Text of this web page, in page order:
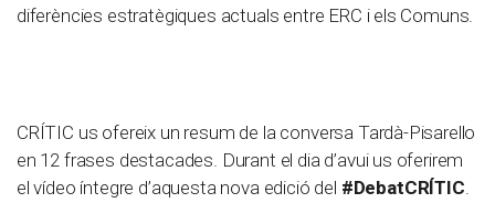
diferències estratègiques actuals entre ERC i els Comuns.
CRÍTIC us ofereix un resum de la conversa Tardà-Pisarello
en 12 frases destacades. Durant el dia d’avui us oferirem
el vídeo íntegre d’aquesta nova edició del #DebatCRÍTIC.